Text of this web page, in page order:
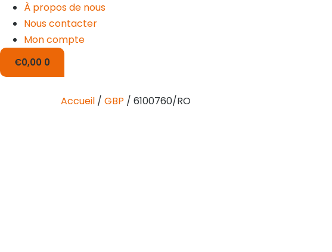
À propos de nous
Nous contacter
Mon compte
€0,00 0
Accueil / GBP / 6100760/RO